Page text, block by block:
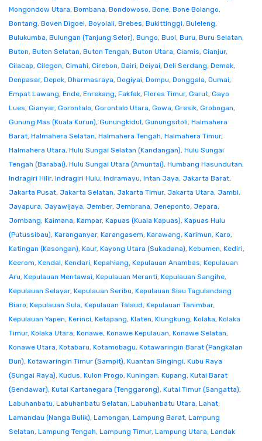
Mongondow Utara, Bombana, Bondowoso, Bone, Bone Bolango,
Bontang, Boven Digoel, Boyolali, Brebes, Bukittinggi, Buleleng,
Bulukumba, Bulungan (Tanjung Selor), Bungo, Buol, Buru, Buru Selatan,
Buton, Buton Selatan, Buton Tengah, Buton Utara, Ciamis, Cianjur,
Cilacap, Cilegon, Cimahi, Cirebon, Dairi, Deiyai, Deli Serdang, Demak,
Denpasar, Depok, Dharmasraya, Dogiyai, Dompu, Donggala, Dumai,
Empat Lawang, Ende, Enrekang, Fakfak, Flores Timur, Garut, Gayo
Lues, Gianyar, Gorontalo, Gorontalo Utara, Gowa, Gresik, Grobogan,
Gunung Mas (Kuala Kurun), Gunungkidul, Gunungsitoli, Halmahera
Barat, Halmahera Selatan, Halmahera Tengah, Halmahera Timur,
Halmahera Utara, Hulu Sungai Selatan (Kandangan), Hulu Sungai
Tengah (Barabai), Hulu Sungai Utara (Amuntai), Humbang Hasundutan,
Indragiri Hilir, Indragiri Hulu, Indramayu, Intan Jaya, Jakarta Barat,
Jakarta Pusat, Jakarta Selatan, Jakarta Timur, Jakarta Utara, Jambi,
Jayapura, Jayawijaya, Jember, Jembrana, Jeneponto, Jepara,
Jombang, Kaimana, Kampar, Kapuas (Kuala Kapuas), Kapuas Hulu
(Putussibau), Karanganyar, Karangasem, Karawang, Karimun, Karo,
Katingan (Kasongan), Kaur, Kayong Utara (Sukadana), Kebumen, Kediri,
Keerom, Kendal, Kendari, Kepahiang, Kepulauan Anambas, Kepulauan
Aru, Kepulauan Mentawai, Kepulauan Meranti, Kepulauan Sangihe,
Kepulauan Selayar, Kepulauan Seribu, Kepulauan Siau Tagulandang
Biaro, Kepulauan Sula, Kepulauan Talaud, Kepulauan Tanimbar,
Kepulauan Yapen, Kerinci, Ketapang, Klaten, Klungkung, Kolaka, Kolaka
Timur, Kolaka Utara, Konawe, Konawe Kepulauan, Konawe Selatan,
Konawe Utara, Kotabaru, Kotamobagu, Kotawaringin Barat (Pangkalan
Bun), Kotawaringin Timur (Sampit), Kuantan Singingi, Kubu Raya
(Sungai Raya), Kudus, Kulon Progo, Kuningan, Kupang, Kutai Barat
(Sendawar), Kutai Kartanegara (Tenggarong), Kutai Timur (Sangatta),
Labuhanbatu, Labuhanbatu Selatan, Labuhanbatu Utara, Lahat,
Lamandau (Nanga Bulik), Lamongan, Lampung Barat, Lampung
Selatan, Lampung Tengah, Lampung Timur, Lampung Utara, Landak